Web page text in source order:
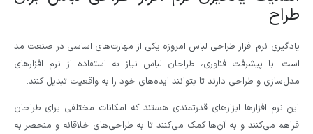
طراح
یادگیری نرم افزار طراحی لباس امروزه یکی از مهارت‌های اساسی در صنعت مد
است. با پیشرفت فناوری، طراحان لباس نیاز به استفاده از نرم افزارهای
مدل‌سازی و طراحی دارند تا بتوانند ایده‌های خود را به واقعیت تبدیل کنند.
این نرم افزارها ابزارهای قدرتمندی هستند که امکانات مختلفی برای طراحان
فراهم می‌کنند و به آن‌ها کمک می‌کنند تا به طراحی‌های خلاقانه و منحصر به